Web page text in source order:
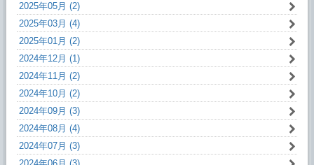
2025年05月 (2)
2025年03月 (4)
2025年01月 (2)
2024年12月 (1)
2024年11月 (2)
2024年10月 (2)
2024年09月 (3)
2024年08月 (4)
2024年07月 (3)